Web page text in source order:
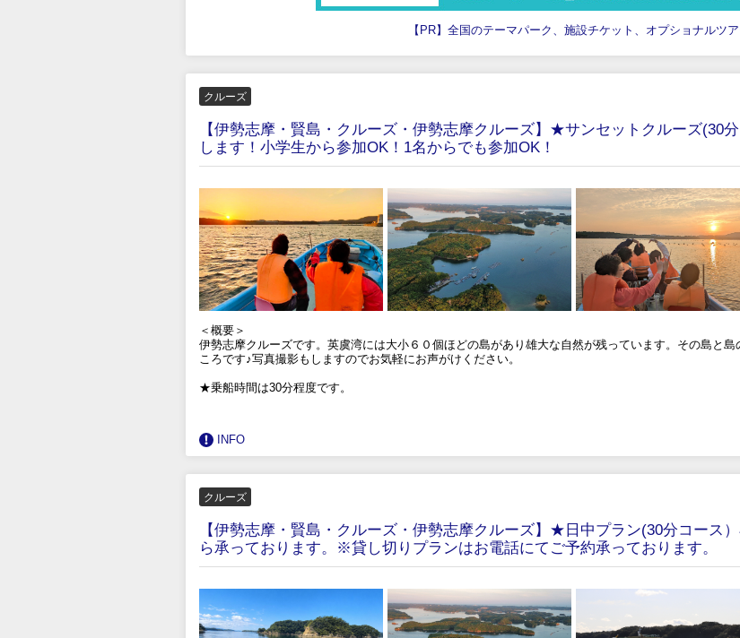
【PR】全国のテーマパーク、施設チケット、オプショナルツア
クルーズ
【伊勢志摩・賢島・クルーズ・伊勢志摩クルーズ】★サンセットクルーズ(30
します！小学生から参加OK！1名からでも参加OK！
＜概要＞
伊勢志摩クルーズです。英虞湾には大小６０個ほどの島があり雄大な自然が残っています。その島と
ころです♪写真撮影もしますのでお気軽にお声がけください。
★乗船時間は30分程度です。
INFO
クルーズ
【伊勢志摩・賢島・クルーズ・伊勢志摩クルーズ】★日中プラン(30分コース
ら承っております。※貸し切りプランはお電話にてご予約承っております。